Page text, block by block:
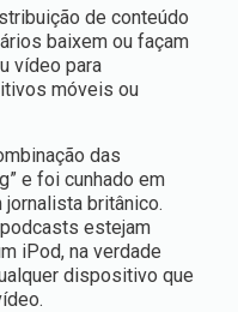
de conteúdo
baixem ou façam
vídeo para
móveis ou
das
e foi cunhado em
jornalista britânico.
estejam
iPod, na verdade
dispositivo que